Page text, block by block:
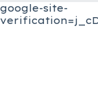
google-site-